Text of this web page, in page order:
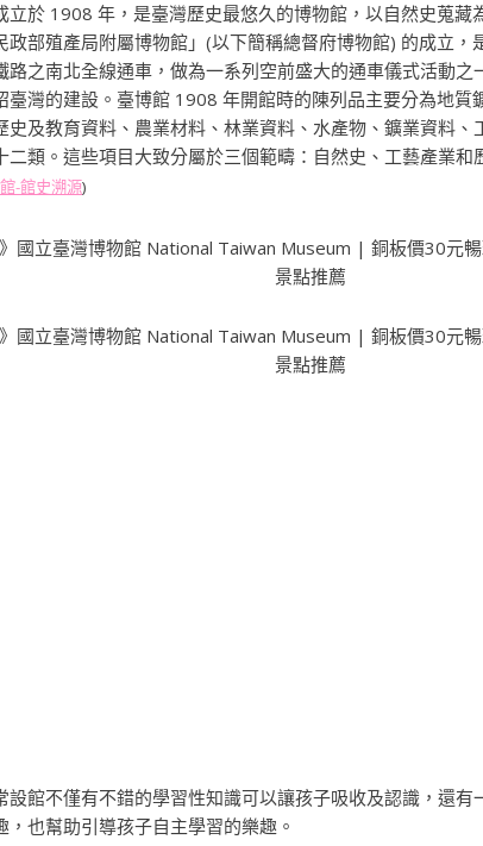
立於 1908 年，是臺灣歷史最悠久的博物館，以自然史蒐藏
政部殖產局附屬博物館」(以下簡稱總督府博物館) 的成立，
路之南北全線通車，做為一系列空前盛大的通車儀式活動之
臺灣的建設。臺博館 1908 年開館時的陳列品主要分為地質
史及教育資料、農業材料、林業資料、水產物、鑛業資料、
二類。這些項目大致分屬於三個範疇：自然史、工藝產業和
-館史溯源)
設館不僅有不錯的學習性知識可以讓孩子吸收及認識，還有
，也幫助引導孩子自主學習的樂趣。